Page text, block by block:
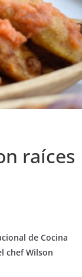
raíces
de Cocina
chef Wilson